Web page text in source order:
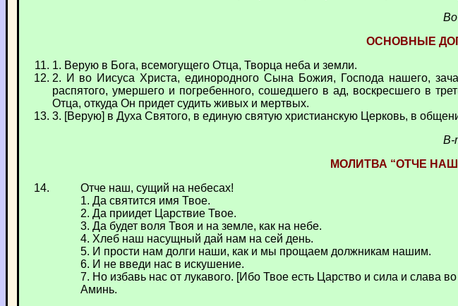
ОСНОВНЫЕ
1. Верую в Бога, всемогущего Отца, Творца неба и земли.
2. И во Иисуса Христа, единородного Сына Божия, Господа нашего,
распятого, умершего и погребенного, сошедшего в ад, воскресшего в
Отца, откуда Он придет судить живых и мертвых.
3. [Верую] в Духа Святого, в единую святую христианскую Церковь, в
В-
МОЛИТВА “ОТЧЕ
Отче наш, сущий на небесах!
1. Да святится имя Твое.
2. Да приидет Царствие Твое.
3. Да будет воля Твоя и на земле, как на небе.
4. Хлеб наш насущный дай нам на сей день.
5. И прости нам долги наши, как и мы прощаем должникам нашим.
6. И не введи нас в искушение.
7. Но избавь нас от лукавого. [Ибо Твое есть Царство и сила и слава во
Аминь.